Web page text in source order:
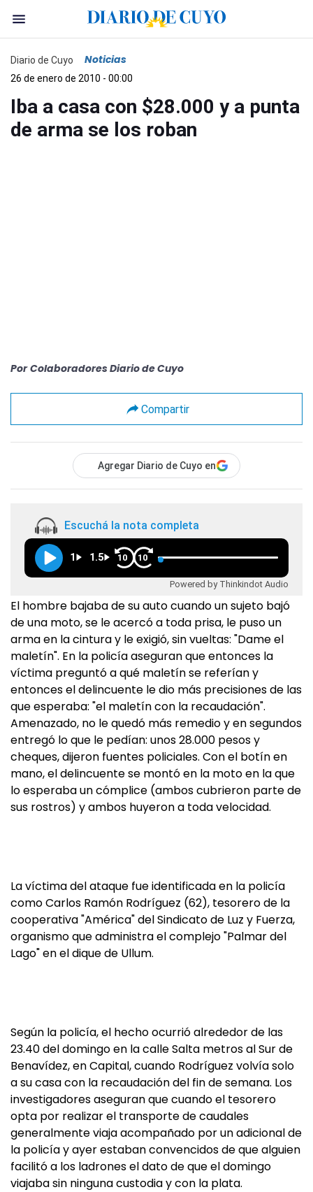
Diario de Cuyo Noticias
26 de enero de 2010 - 00:00
Iba a casa con $28.000 y a punta
de arma se los roban
Por Colaboradores Diario de Cuyo
Compartir
Agregar Diario de Cuyo en
Escuchá la nota completa
1 1.5 10 10
Powered by Thinkindot Audio
El hombre bajaba de su auto cuando un sujeto bajó
de una moto, se le acercó a toda prisa, le puso un
arma en la cintura y le exigió, sin vueltas: "Dame el
maletín". En la policía aseguran que entonces la
víctima preguntó a qué maletín se referían y
entonces el delincuente le dio más precisiones de las
que esperaba: "el maletín con la recaudación".
Amenazado, no le quedó más remedio y en segundos
entregó lo que le pedían: unos 28.000 pesos y
cheques, dijeron fuentes policiales. Con el botín en
mano, el delincuente se montó en la moto en la que
lo esperaba un cómplice (ambos cubrieron parte de
sus rostros) y ambos huyeron a toda velocidad.
La víctima del ataque fue identificada en la policía
como Carlos Ramón Rodríguez (62), tesorero de la
cooperativa "América" del Sindicato de Luz y Fuerza,
organismo que administra el complejo "Palmar del
Lago" en el dique de Ullum.
Según la policía, el hecho ocurrió alrededor de las
23.40 del domingo en la calle Salta metros al Sur de
Benavídez, en Capital, cuando Rodríguez volvía solo
a su casa con la recaudación del fin de semana. Los
investigadores aseguran que cuando el tesorero
opta por realizar el transporte de caudales
generalmente viaja acompañado por un adicional de
la policía y ayer estaban convencidos de que alguien
facilitó a los ladrones el dato de que el domingo
viajaba sin ninguna custodia y con la plata.